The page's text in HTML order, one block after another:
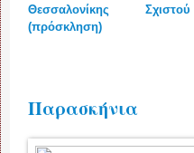
Θεσσαλονίκης
(πρόσκληση)
Σχιστού
Παρασκήνια